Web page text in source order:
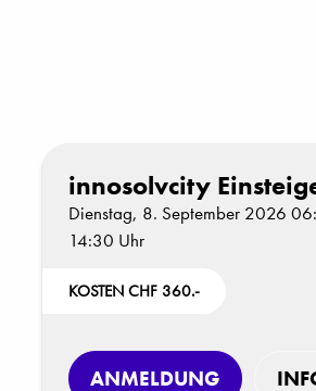
innosolvcity
Dienstag, 8. September 2026
14:30 Uhr
KOSTEN CHF 360.-
ANMELDUNG